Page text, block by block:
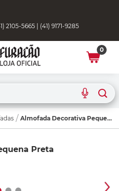
2105-5665 | (41) 9171-9285
0
Almofada Decorativa Pequena Preta
Preta